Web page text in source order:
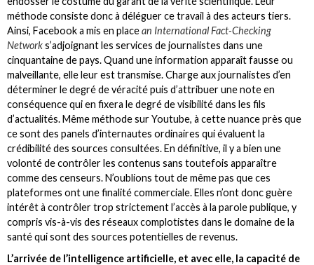
méthode consiste donc à déléguer ce travail à des acteurs tiers.
Ainsi, Facebook a mis en placean International Fact-Checking
Networks’adjoignant les services de journalistes dans une
cinquantaine de pays. Quand une information apparaît fausse ou
malveillante, elle leur est transmise. Charge aux journalistes d’en
déterminer le degré de véracité puis d’attribuer une note en
conséquence qui en fixera le degré de visibilité dans les fils
d’actualités. Même méthode sur Youtube, à cette nuance près que
ce sont des panels d’internautes ordinaires qui évaluent la
crédibilité des sources consultées. En définitive, il y a bien une
volonté de contrôler les contenus sans toutefois apparaître
comme des censeurs. N’oublions tout de même pas que ces
plateformes ont une finalité commerciale. Elles n’ont donc guère
intérêt à contrôler trop strictement l’accès à la parole publique, y
compris vis-à-vis des réseaux complotistes dans le domaine de la
santé qui sont des sources potentielles de revenus.
L’arrivée de l’intelligence artificielle, et avec elle, la capacité de